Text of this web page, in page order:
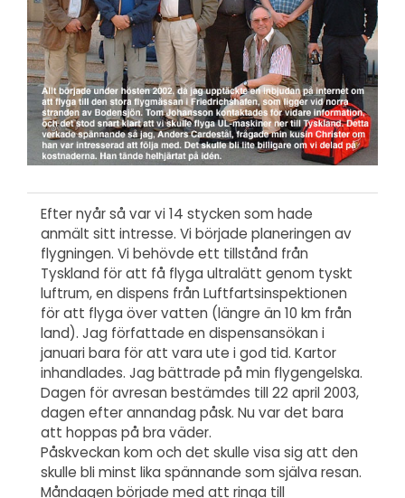
Efter nyår så var vi 14 stycken som hade
anmält sitt intresse. Vi började planeringen av
flygningen. Vi behövde ett tillstånd från
Tyskland för att få flyga ultralätt genom tyskt
luftrum, en dispens från Luftfartsinspektionen
för att flyga över vatten (längre än 10 km från
land). Jag författade en dispensansökan i
januari bara för att vara ute i god tid. Kartor
inhandlades. Jag bättrade på min flygengelska.
Dagen för avresan bestämdes till 22 april 2003,
dagen efter annandag påsk. Nu var det bara
att hoppas på bra väder.
Påskveckan kom och det skulle visa sig att den
skulle bli minst lika spännande som själva resan.
Måndagen började med att ringa till